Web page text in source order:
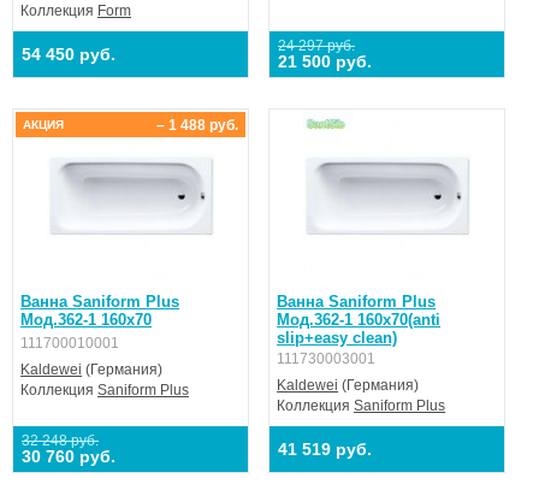
Коллекция Form
54 450 руб. 24 297 руб.
21 500 руб.
Ванна Saniform Plus
Мод.362-1 160х70
111700010001
Kaldewei (Германия)
Коллекция Saniform Plus
32 248 руб.
30 760 руб.
– 1 488 руб.
АКЦИЯ
Ванна Saniform Plus
Мод.362-1 160х70(anti
slip+easy clean)
111730003001
Kaldewei (Германия)
КоллекцияSaniform Plus
41 519 руб.